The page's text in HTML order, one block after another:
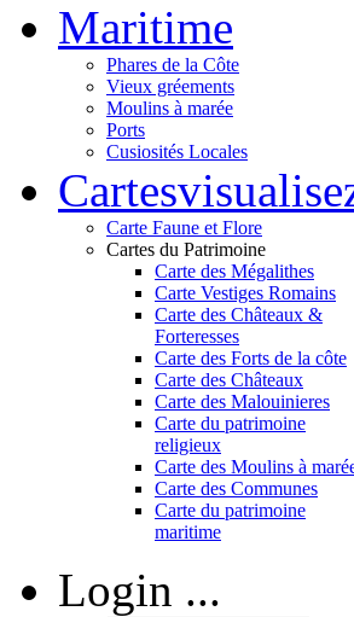
Maritime
Phares de la Côte
Vieux gréements
Moulins à marée
Ports
Cusiosités Locales
Cartes
Carte Faune et Flore
Cartes du Patrimoine
Carte des Mégalithes
Carte Vestiges Romains
Carte des Châteaux &
Forteresses
Carte des Forts de la côte
Carte des Châteaux
Carte des Malouinieres
Carte du patrimoine
religieux
Carte des Moulins à
Carte des Communes
Carte du patrimoine
maritime
Login ...